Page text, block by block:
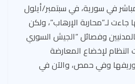
في سورية، في سبتمبر/أيلول
جاءت لـ”محاربة الإرهاب”، ولكن
وفصائل “الجيش السوري
النظام لإخضاع المعارضة
وفي حمص، والآن في